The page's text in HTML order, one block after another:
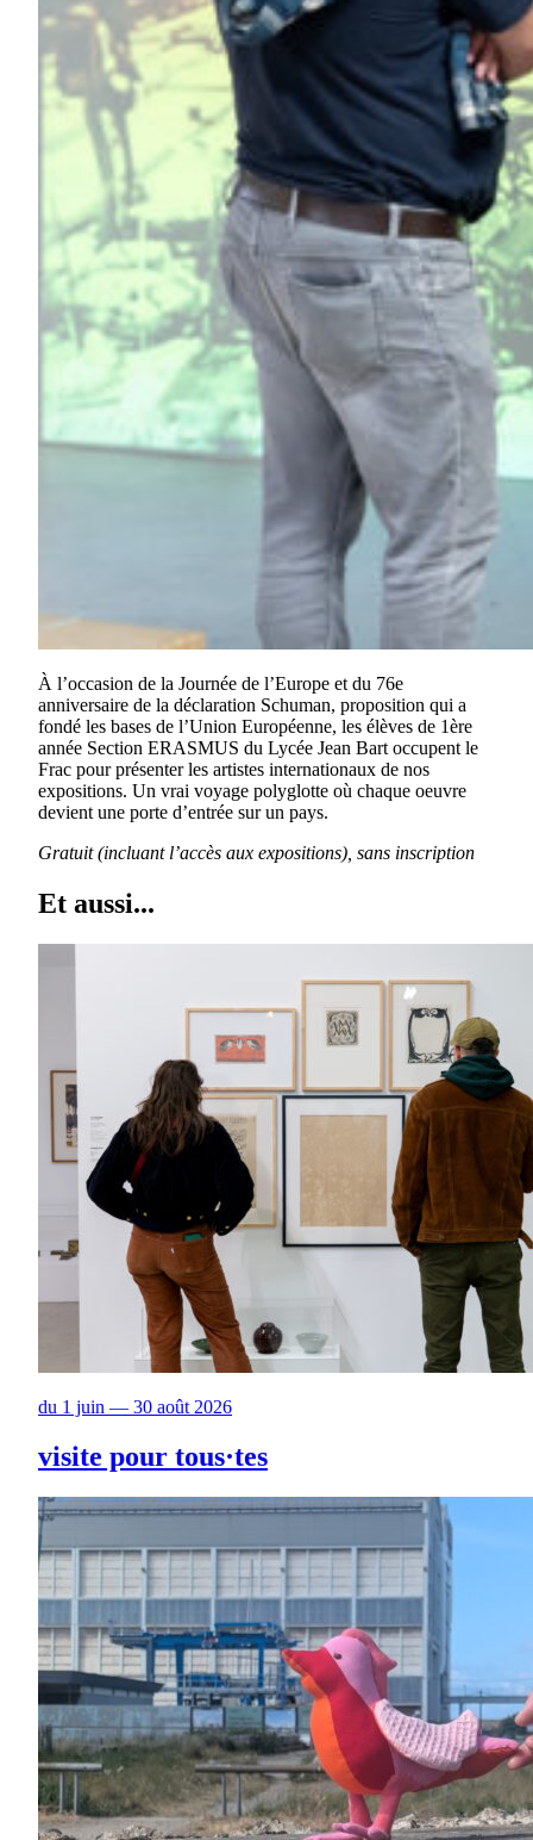
À l’occasion de la Journée de l’Europe et du 76e
anniversaire de la déclaration Schuman, proposition qui a
fondé les bases de l’Union Européenne, les élèves de 1ère
année Section ERASMUS du Lycée Jean Bart occupent le
Frac pour présenter les artistes internationaux de nos
expositions. Un vrai voyage polyglotte où chaque oeuvre
devient une porte d’entrée sur un pays.
Gratuit (incluant l’accès aux expositions), sans inscription
Et aussi...
du 1 juin — 30 août 2026
visite pour tous·tes